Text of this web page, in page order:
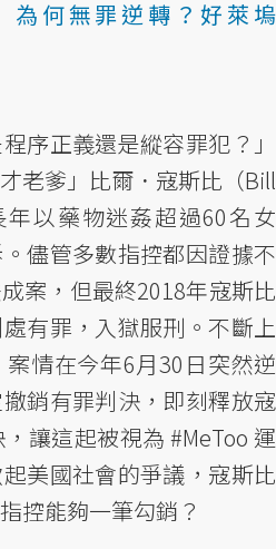
為何無罪逆轉？好萊塢
序正義還是縱容罪犯？」
老爹」比爾．寇斯比（Bill
以藥物迷姦超過60名女
儘管多數指控都因證據不
案，但最終2018年寇斯比
有罪，入獄服刑。不斷上
情在今年6月30日突然逆
銷有罪判決，即刻釋放寇
讓這起被視為 #MeToo 運
美國社會的爭議，寇斯比
控能夠一筆勾銷？